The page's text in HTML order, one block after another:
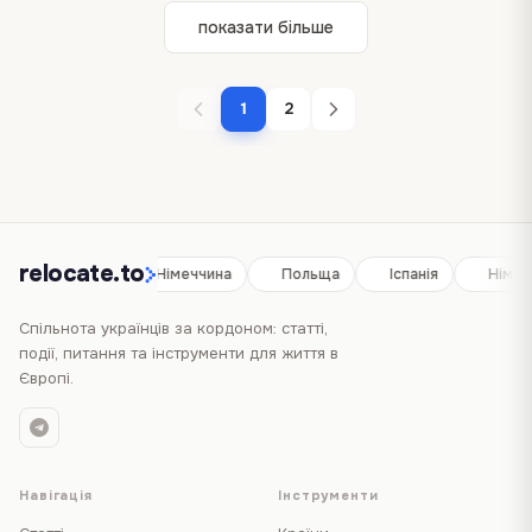
показати більше
1 2
relocate.to
Іспанія Німеччина Польща Іспанія
Спільнота українців за кордоном: статті,
події, питання та інструменти для життя в
Європі.
Навігація Інструменти